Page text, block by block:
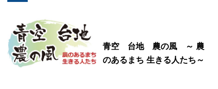
青空 台地 農の風 ～ 農
のあるまち 生きる人たち～